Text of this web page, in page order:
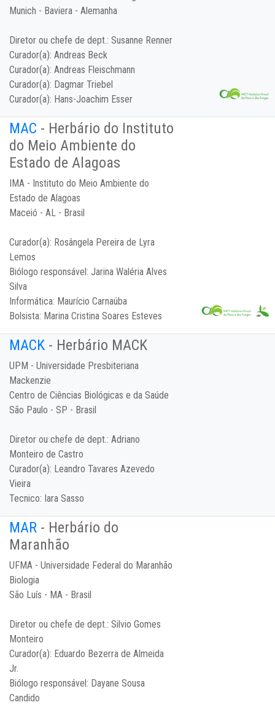
Munich - Baviera - Alemanha
Diretor ou chefe de dept.: Susanne Renner
Curador(a): Andreas Beck
Curador(a): Andreas Fleischmann
Curador(a): Dagmar Triebel
Curador(a): Hans-Joachim Esser
MAC - Herbário do Instituto
do Meio Ambiente do
Estado de Alagoas
IMA - Instituto do Meio Ambiente do
Estado de Alagoas
Maceió - AL - Brasil
Curador(a): Rosângela Pereira de Lyra
Lemos
Biólogo responsável: Jarina Waléria Alves
Silva
Informática: Maurício Carnaúba
Bolsista: Marina Cristina Soares Esteves
MACK - Herbário MACK
UPM - Universidade Presbiteriana
Mackenzie
Centro de Ciências Biológicas e da Saúde
São Paulo - SP - Brasil
Diretor ou chefe de dept.: Adriano
Monteiro de Castro
Curador(a): Leandro Tavares Azevedo
Vieira
Tecnico: Iara Sasso
MAR - Herbário do
Maranhão
UFMA - Universidade Federal do Maranhão
Biologia
São Luís - MA - Brasil
Diretor ou chefe de dept.: Silvio Gomes
Monteiro
Curador(a): Eduardo Bezerra de Almeida
Jr.
Biólogo responsável: Dayane Sousa
Candido